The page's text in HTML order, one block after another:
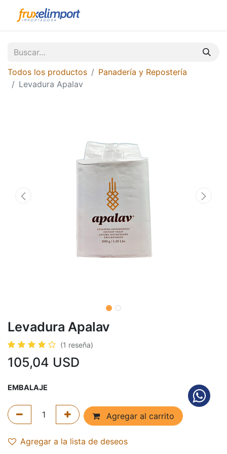
Todos los productos
Panadería y Repostería
Levadura Apalav
Levadura Apalav
(1 reseña)
105,04 USD
EMBALAJE
Agregar al carrito
Agregar a la lista de deseos